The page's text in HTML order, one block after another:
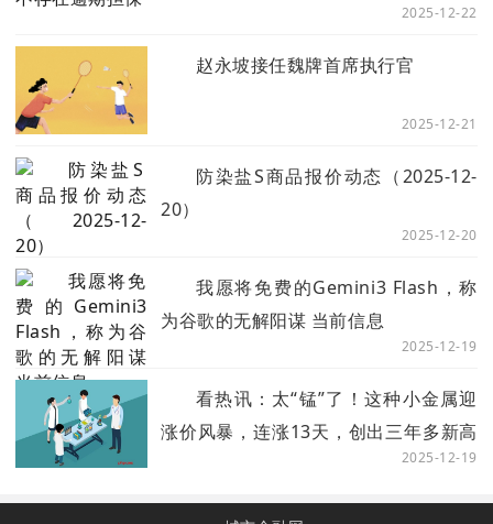
2025-12-22
赵永坡接任魏牌首席执行官
2025-12-21
防染盐S商品报价动态（2025-12-
20）
2025-12-20
我愿将免费的Gemini3 Flash，称
为谷歌的无解阳谋 当前信息
2025-12-19
看热讯：太“锰”了！这种小金属迎
涨价风暴，连涨13天，创出三年多新高
2025-12-19